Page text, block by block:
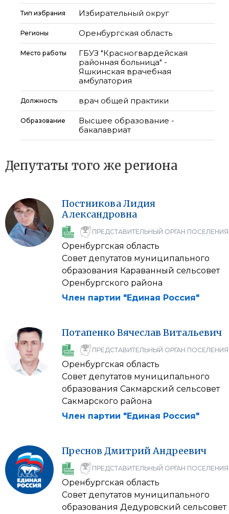
Тип избрания Избирательный округ
Регионы Оренбургская область
Место работы
ГБУЗ "Красногвардейская
районная больница" -
Яшкинская врачебная
амбулатория
Должность врач общей практики
Образование
Высшее образование -
бакалавриат
Депутаты того же региона
ПостниковаЛидия
Александровна
ПРЕДСТАВИТЕЛЬНЫЙ ОРГАН ПОСЕЛЕНИЯ
Оренбургская область
Совет депутатов муниципального
образования Караванный сельсовет
Оренбургского района
Член партии "Единая Россия"
Потапенко Вячеслав Витальевич
ПРЕДСТАВИТЕЛЬНЫЙ ОРГАН ПОСЕЛЕНИЯ
Оренбургская область
Совет депутатов муниципального
образования Сакмарский сельсовет
Сакмарского района
Член партии "Единая Россия"
Преснов ДмитрийАндреевич
ПРЕДСТАВИТЕЛЬНЫЙ ОРГАН ПОСЕЛЕНИЯ
Оренбургская область
Совет депутатов муниципального
образования Дедуровский сельсовет